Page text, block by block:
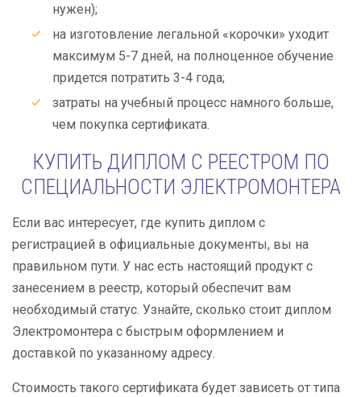
нужен);
на изготовление легальной «корочки» уходит
максимум 5-7 дней, на полноценное обучение
придется потратить 3-4 года;
затраты на учебный процесс намного больше,
чем покупка сертификата.
КУПИТЬ ДИПЛОМ С РЕЕСТРОМ ПО
СПЕЦИАЛЬНОСТИ ЭЛЕКТРОМОНТЕРА
Если вас интересует, где купить диплом с
регистрацией в официальные документы, вы на
правильном пути. У нас есть настоящий продукт с
занесением в реестр, который обеспечит вам
необходимый статус. Узнайте, сколько стоит диплом
Электромонтера с быстрым оформлением и
доставкой по указанному адресу.
Стоимость такого сертификата будет зависеть от типа